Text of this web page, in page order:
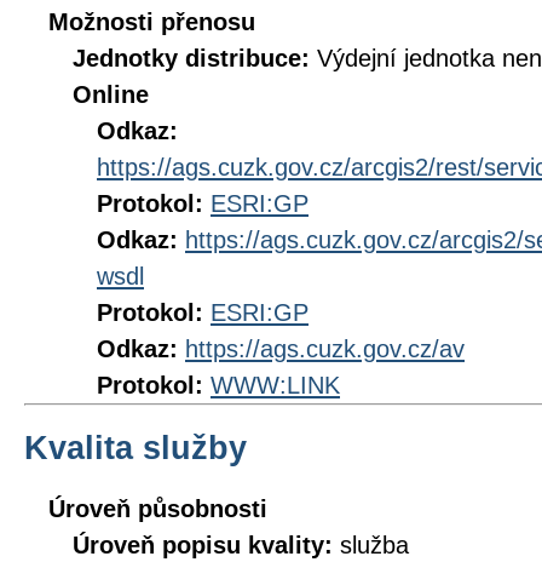
Možnosti přenosu
Jednotky distribuce: Výdejní jednotka
Online
Odkaz:
https://ags.cuzk.gov.cz/arcgis2/rest/
Protokol: ESRI:GP
Odkaz: https://ags.cuzk.gov.cz/arcgis2/
wsdl
Protokol: ESRI:GP
Odkaz: https://ags.cuzk.gov.cz/av
Protokol: WWW:LINK
Kvalita služby
Úroveň působnosti
Úroveň popisu kvality: služba